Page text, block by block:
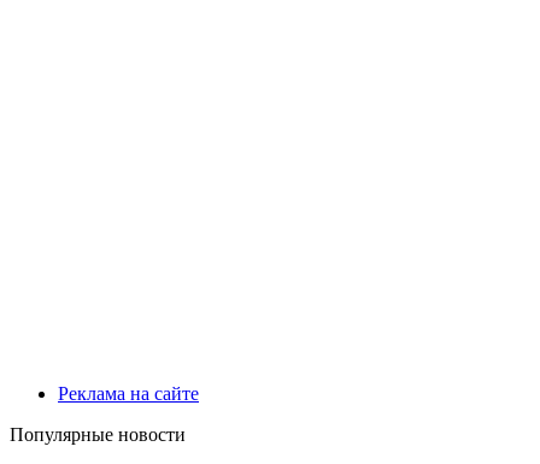
Реклама на сайте
Популярные новости